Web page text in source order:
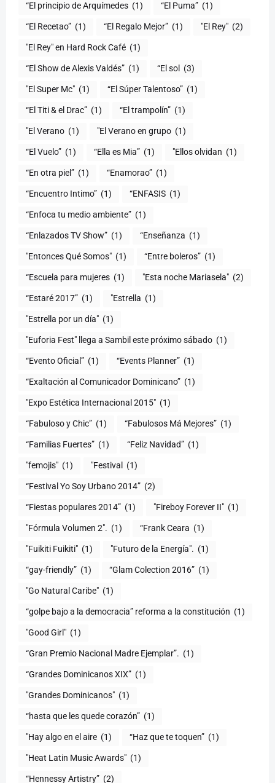
“El principio de Arquímedes (1) “El Puma” (1)
“El Recetao” (1) “El Regalo Mejor” (1) "El Rey" (2)
"El Rey" en Hard Rock Café (1)
“El Show de Alexis Valdés” (1) “El sol (3)
"El Super Mc" (1) (1)
“El Titi & el Drac” (1) “El trampolín” (1)
"El Verano (1) "El Verano en grupo (1)
(1) “Ella es Mia” (1) "Ellos olvidan (1)
“En otra piel” (1) “Enamorao” (1)
“Encuentro Intimo” (1) “ENFASIS (1)
“Enfoca tu medio ambiente” (1)
“Enlazados TV Show” (1) “Enseñanza (1)
"Entonces Qué Somos" (1) “Entre boleros” (1)
“Escuela para mujeres (1) "Esta noche Mariasela" (2)
“Estaré 2017” (1) "Estrella (1)
"Estrella por un día" (1)
"Euforia Fest" llega a Sambil este próximo sábado (1)
“Evento Oficial” (1) “Events Planner” (1)
“Exaltación al Comunicador Dominicano” (1)
"Expo Estética Internacional 2015" (1)
“Fabuloso y Chic” (1) “Fabulosos Má Mejores” (1)
“Familias Fuertes” (1) “Feliz Navidad” (1)
"femojis" (1) "Festival (1)
“Festival Yo Soy Urbano 2014” (2)
“Fiestas populares 2014” (1) "Fireboy Forever II" (1)
"Fórmula Volumen 2". (1) “Frank Ceara (1)
"Fuikiti Fuikiti" (1) "Futuro de la Energía". (1)
“gay-friendly” (1) “Glam Colection 2016” (1)
"Go Natural Caribe" (1)
“golpe bajo a la democracia” reforma a la constitución (1)
"Good Girl" (1)
“Gran Premio Nacional Madre Ejemplar”. (1)
“Grandes Dominicanos XIX” (1)
"Grandes Dominicanos" (1)
(1)
"Hay algo en el aire (1) “Haz que te toquen” (1)
"Heat Latin Music Awards" (1)
“Hennessy Artistry” (2)